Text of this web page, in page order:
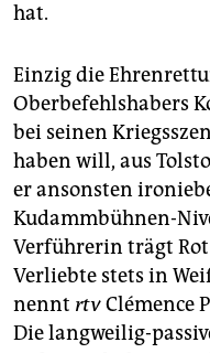
hat.
Einzig die
Oberbefehlshabers
bei seinen
haben will, aus
er ansonsten
Kudammbühnen-
Verführerin trägt
Verliebte stets in
nennt rtvClémence
Die langweilig-